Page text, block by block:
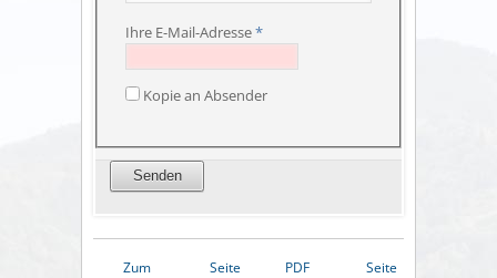
Ihre E-Mail-Adresse*
Kopie an Absender
Zum
Seite
PDF
Seite